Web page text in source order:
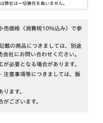
弊社は一切責任を負いません。
売価格（消費税10％込み）で参
載の商品につきましては、別途
会社にお問い合わせください。
必要となる場合があります。
注意事項等につきましては、販
ます。
ございます。